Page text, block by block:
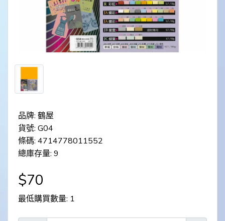
品牌: 鶴屋
貨號: G04
條碼: 4714778011552
總庫存量: 9
$70
最低購買數量: 1